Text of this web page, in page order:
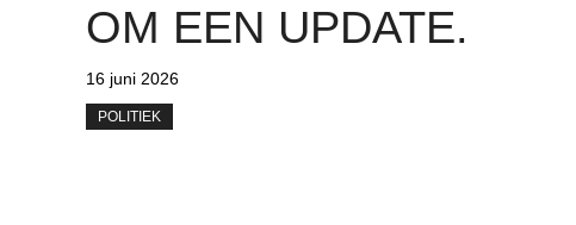
OM EEN ​​UPDATE.
16 juni 2026
POLITIEK